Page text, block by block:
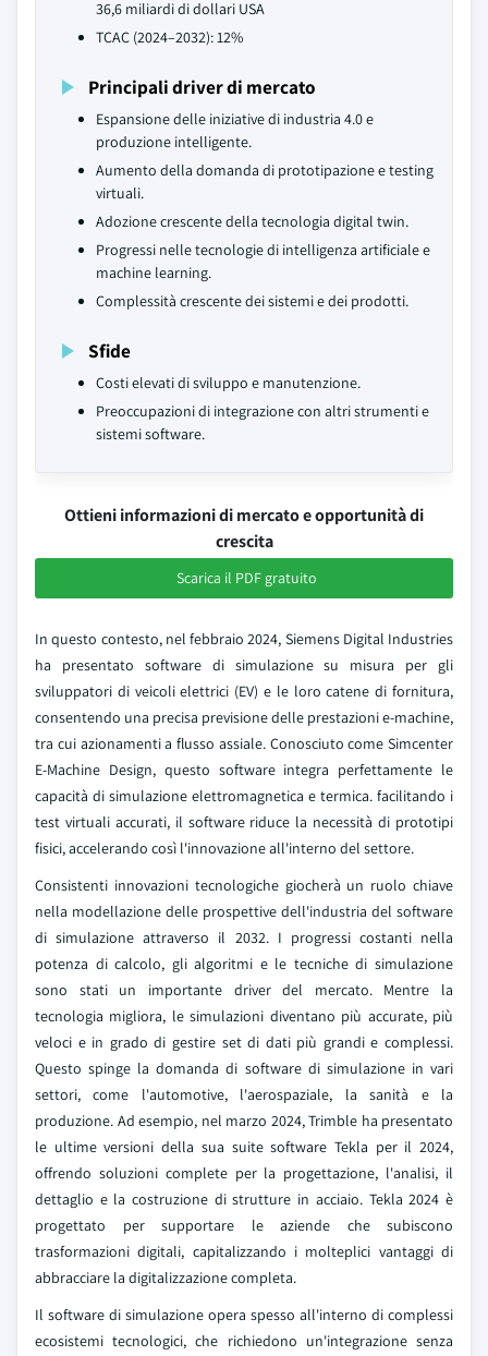
36,6 miliardi di dollari USA
TCAC (2024–2032): 12%
Principali driver di mercato
Espansione delle iniziative di industria 4.0 e
produzione intelligente.
Aumento della domanda di prototipazione e testing
virtuali.
Adozione crescente della tecnologia digital twin.
Progressi nelle tecnologie di intelligenza artificiale e
machine learning.
Complessità crescente dei sistemi e dei prodotti.
Sfide
Costi elevati di sviluppo e manutenzione.
Preoccupazioni di integrazione con altri strumenti e
sistemi software.
Ottieni informazioni di mercato e opportunità di
crescita
Scarica il PDF gratuito
In questo contesto, nel febbraio 2024, Siemens Digital Industries
ha presentato software di simulazione su misura per gli
sviluppatori di veicoli elettrici (EV) e le loro catene di fornitura,
consentendo una precisa previsione delle prestazioni e-machine,
tra cui azionamenti a flusso assiale. Conosciuto come Simcenter
E-Machine Design, questo software integra perfettamente le
capacità di simulazione elettromagnetica e termica. facilitando i
test virtuali accurati, il software riduce la necessità di prototipi
fisici, accelerando così l'innovazione all'interno del settore.
Consistenti innovazioni tecnologiche giocherà un ruolo chiave
nella modellazione delle prospettive dell'industria del software
di simulazione attraverso il 2032. I progressi costanti nella
potenza di calcolo, gli algoritmi e le tecniche di simulazione
sono stati un importante driver del mercato. Mentre la
tecnologia migliora, le simulazioni diventano più accurate, più
veloci e in grado di gestire set di dati più grandi e complessi.
Questo spinge la domanda di software di simulazione in vari
settori, come l'automotive, l'aerospaziale, la sanità e la
produzione. Ad esempio, nel marzo 2024, Trimble ha presentato
le ultime versioni della sua suite software Tekla per il 2024,
offrendo soluzioni complete per la progettazione, l'analisi, il
dettaglio e la costruzione di strutture in acciaio. Tekla 2024 è
progettato per supportare le aziende che subiscono
trasformazioni digitali, capitalizzando i molteplici vantaggi di
abbracciare la digitalizzazione completa.
Il software di simulazione opera spesso all'interno di complessi
ecosistemi tecnologici, che richiedono un'integrazione senza